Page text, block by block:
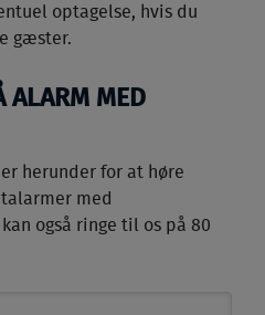
optagelse, hvis du
gæster.
ALARM MED
herunder for at høre
med
også ringe til os på 80